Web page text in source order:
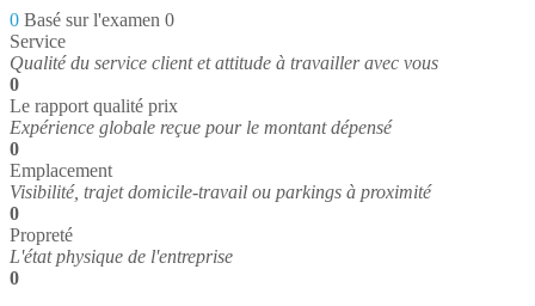
0 Basé sur l'examen 0
Service
Qualité du service client et attitude à travailler avec vous
0
Le rapport qualité prix
Expérience globale reçue pour le montant dépensé
0
Emplacement
Visibilité, trajet domicile-travail ou parkings à proximité
0
Propreté
L'état physique de l'entreprise
0